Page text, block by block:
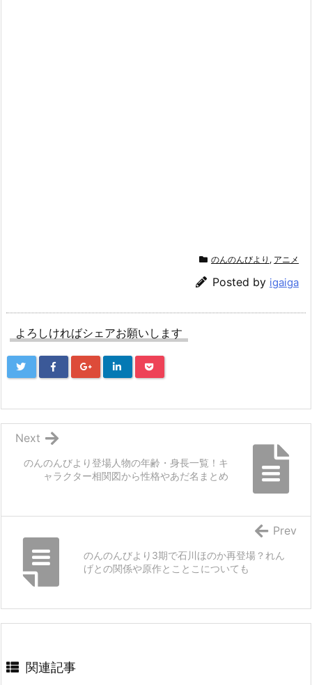
のんのんびより , アニメ
Posted by igaiga
よろしければシェアお願いします
のんのんびより登場人物の年齢・身長一覧！キ
ャラクター相関図から性格やあだ名まとめ
Next
のんのんびより3期で石川ほのか再登場？れん
げとの関係や原作とことこについても
Prev
関連記事